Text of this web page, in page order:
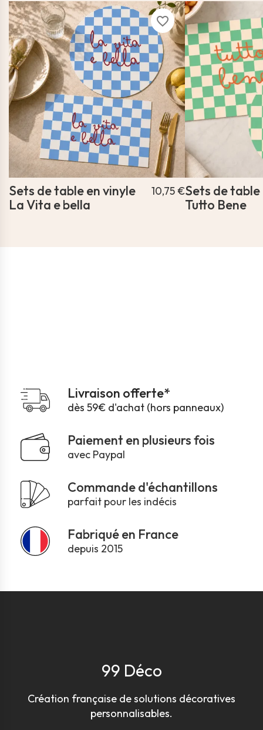
favorite_border
Sets de table en vinyle
La Vita e bella
10,75 €Sets de table
Tutto Bene
Livraison offerte*
dès 59€ d'achat (hors panneaux)
Paiement en plusieurs fois
avec Paypal
Commande d'échantillons
parfait pour les indécis
Fabriqué en France
depuis 2015
99 Déco
Création française de solutions décoratives
personnalisables.